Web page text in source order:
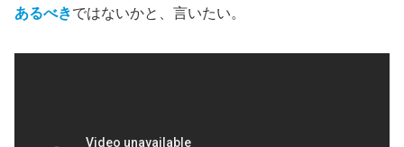
あるべきではないかと、言いたい。